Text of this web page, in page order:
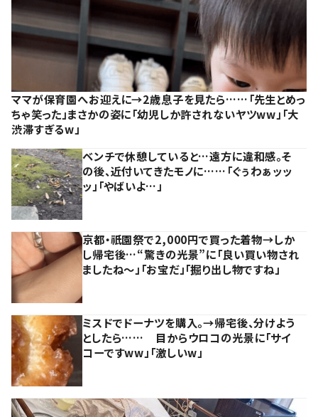
ママが保育園へお迎えに→2歳息子を見たら……「先生とめっ
ちゃ笑った」まさかの姿に「幼児しか許されないヤツww」「大
渋滞すぎるw」
ベンチで休憩していると…遠方に違和感。そ
の後、近付いてきたモノに……「ぐぅわぁッッ
ッ」「やばいよ…」
京都・祇園祭で2,000円で買った着物→しか
し帰宅後…“驚きの光景”に「良い買い物され
ましたね～」「お宝だ」「掘り出し物ですね」
ミスドでドーナツを購入。→帰宅後、分けよう
としたら…… 目からウロコの光景に「サイ
コーですww」「激しいw」